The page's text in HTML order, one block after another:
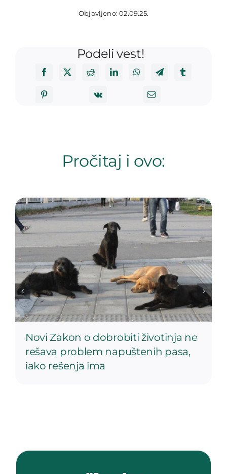
Objavljeno: 02.09.25.
Podeli vest!
Pročitaj i ovo:
Novi Zakon o dobrobiti životinja ne
rešava problem napuštenih pasa,
iako rešenja ima